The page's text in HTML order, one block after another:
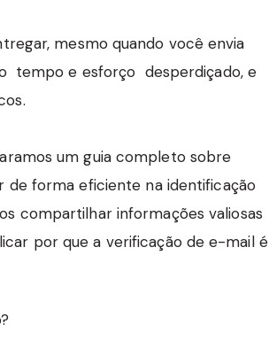
mesmo quando você envia
tempo e esforço desperdiçado, e
um guia completo sobre
de forma eficiente na identificação
compartilhar informações valiosas
por que a verificação de e-mail é